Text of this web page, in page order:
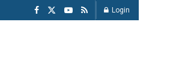
Login